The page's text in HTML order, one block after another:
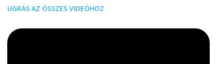
UGRÁS AZ ÖSSZES VIDEÓHOZ